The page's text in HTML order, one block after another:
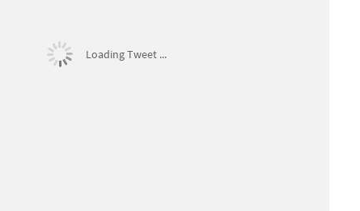
Loading Tweet ...